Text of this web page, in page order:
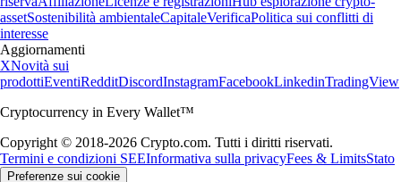
assetSostenibilità ambientaleCapitaleVerificaPolitica sui conflitti di
interesse
Aggiornamenti
XNovità sui
prodottiEventiRedditDiscordInstagramFacebookLinkedinTradingView
Cryptocurrency in Every Wallet™
Copyright © 2018-2026 Crypto.com. Tutti i diritti riservati.
Termini e condizioni SEEInformativa sulla privacyFees & LimitsStato
Preferenze sui cookie